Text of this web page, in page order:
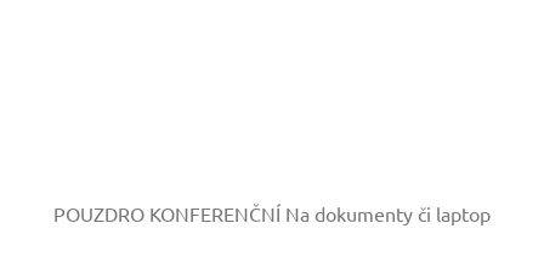
POUZDRO KONFERENČNÍ Na dokumenty či laptop